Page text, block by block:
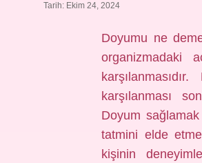
Tarih: Ekim 24, 2024
Doyumu ne
organizmadaki
karşılanması
Doyum
tatmini elde
kişinin